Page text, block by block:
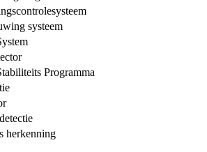
systeem
Programma
herkenning